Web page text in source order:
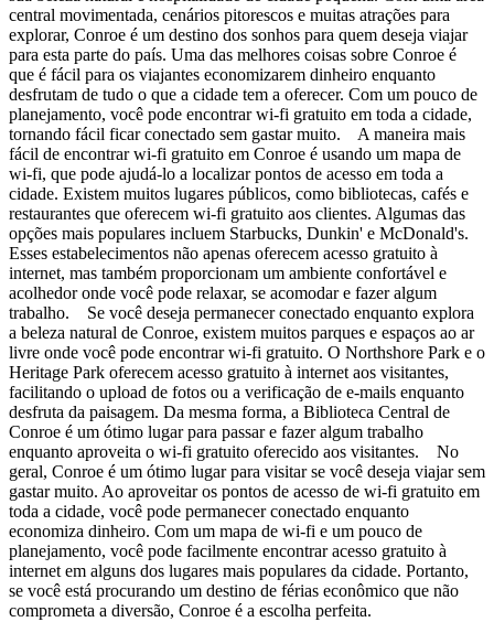
central movimentada, cenários pitorescos e muitas atrações para
explorar, Conroe é um destino dos sonhos para quem deseja viajar
para esta parte do país. Uma das melhores coisas sobre Conroe é
que é fácil para os viajantes economizarem dinheiro enquanto
desfrutam de tudo o que a cidade tem a oferecer. Com um pouco de
planejamento, você pode encontrar wi-fi gratuito em toda a cidade,
tornando fácil ficar conectado sem gastar muito. A maneira mais
fácil de encontrar wi-fi gratuito em Conroe é usando um mapa de
wi-fi, que pode ajudá-lo a localizar pontos de acesso em toda a
cidade. Existem muitos lugares públicos, como bibliotecas, cafés e
restaurantes que oferecem wi-fi gratuito aos clientes. Algumas das
opções mais populares incluem Starbucks, Dunkin' e McDonald's.
Esses estabelecimentos não apenas oferecem acesso gratuito à
internet, mas também proporcionam um ambiente confortável e
acolhedor onde você pode relaxar, se acomodar e fazer algum
trabalho. Se você deseja permanecer conectado enquanto explora
a beleza natural de Conroe, existem muitos parques e espaços ao ar
livre onde você pode encontrar wi-fi gratuito. O Northshore Park e o
Heritage Park oferecem acesso gratuito à internet aos visitantes,
facilitando o upload de fotos ou a verificação de e-mails enquanto
desfruta da paisagem. Da mesma forma, a Biblioteca Central de
Conroe é um ótimo lugar para passar e fazer algum trabalho
enquanto aproveita o wi-fi gratuito oferecido aos visitantes. No
geral, Conroe é um ótimo lugar para visitar se você deseja viajar sem
gastar muito. Ao aproveitar os pontos de acesso de wi-fi gratuito em
toda a cidade, você pode permanecer conectado enquanto
economiza dinheiro. Com um mapa de wi-fi e um pouco de
planejamento, você pode facilmente encontrar acesso gratuito à
internet em alguns dos lugares mais populares da cidade. Portanto,
se você está procurando um destino de férias econômico que não
comprometa a diversão, Conroe é a escolha perfeita.